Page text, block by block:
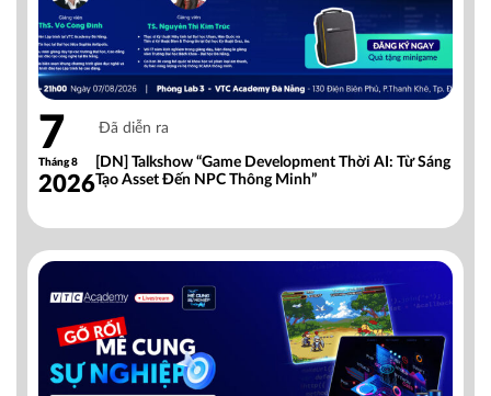
7
Tháng 8
2026
Đã diễn ra
[DN] Talkshow “Game Development Thời AI: Từ Sáng
Tạo Asset Đến NPC Thông Minh”